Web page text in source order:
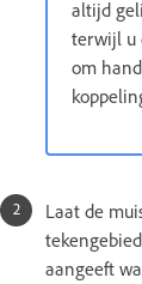
altijd
terwijl u
om
Laat de
aangeeft